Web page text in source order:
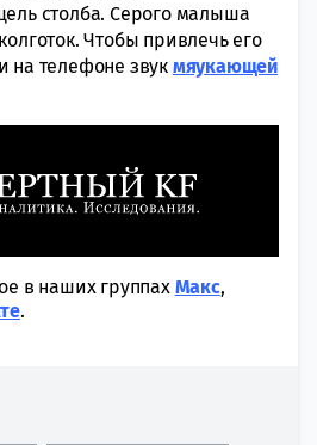
столба. Серого малыша
Чтобы привлечь его
на телефоне звук мяукающей
в наших группах Макс,
.